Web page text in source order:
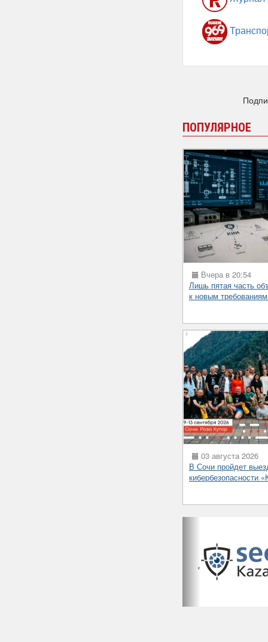
ПОПУЛЯРНОЕ
Вчера в 20:54
Лишь пятая часть
к новым
03 августа 2026
В Сочи пройдет
‹